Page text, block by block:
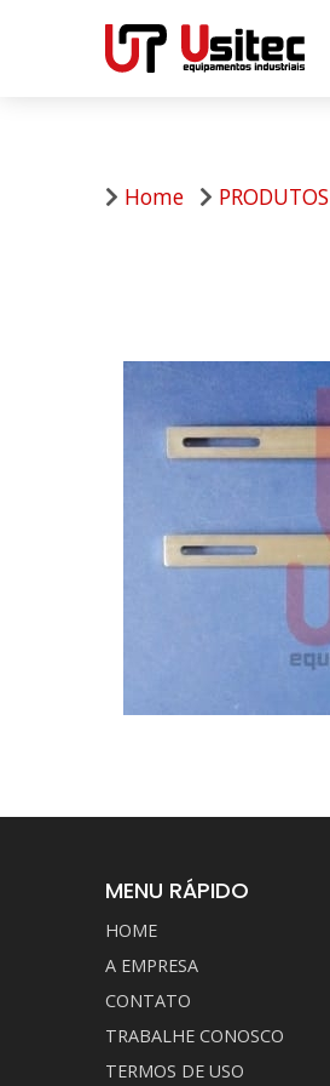
Home PRODUTOS
MENU RÁPIDO
HOME
A EMPRESA
CONTATO
TRABALHE CONOSCO
TERMOS DE USO